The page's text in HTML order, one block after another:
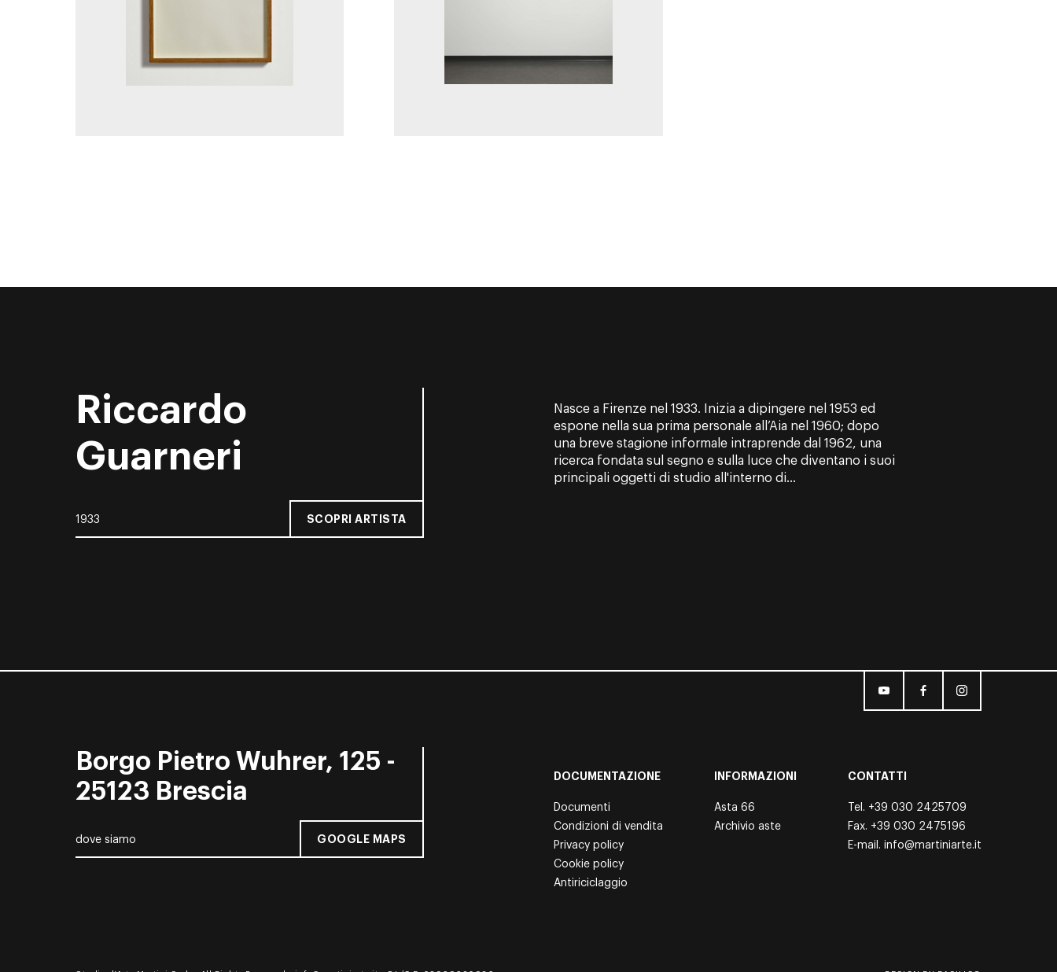
Riccardo
Guarneri
1933 SCOPRI ARTISTA
Nasce a Firenze nel 1933. Inizia a dipingere nel 1953 ed
espone nella sua prima personale all’Aia nel 1960; dopo
una breve stagione informale intraprende dal 1962, una
ricerca fondata sul segno e sulla luce che diventano i suoi
principali oggetti di studio all'interno di...
Borgo Pietro Wuhrer, 125 -
25123 Brescia
dove siamo GOOGLE MAPS
DOCUMENTAZIONE
Documenti
Condizioni di vendita
Privacy policy
Cookie policy
Antiriciclaggio
INFORMAZIONI
Asta 66
Archivio aste
CONTATTI
Tel. +39 030 2425709
Fax. +39 030 2475196
E-mail. info@martiniarte.it